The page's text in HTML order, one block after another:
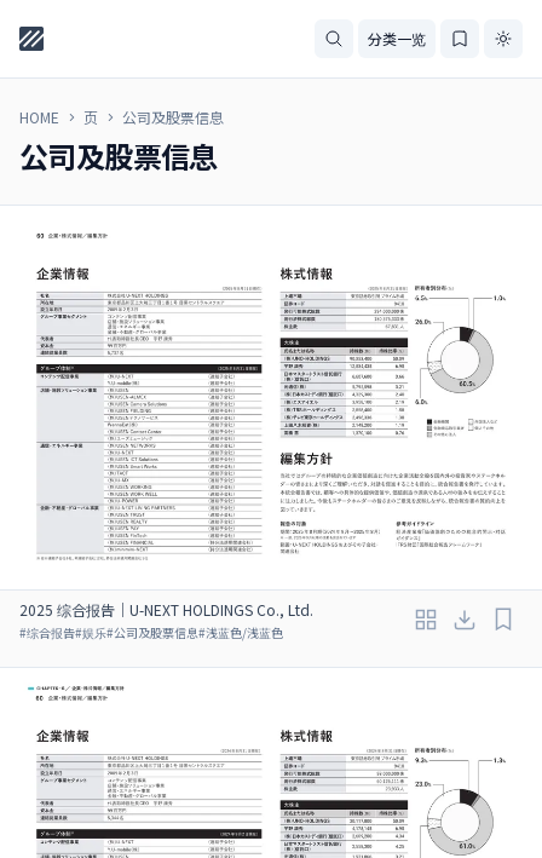
分类一览
HOME 页 公司及股票信息
公司及股票信息
2025 综合报告｜U-NEXT HOLDINGS Co., Ltd.
#综合报告#娱乐#公司及股票信息#浅蓝色/浅蓝色